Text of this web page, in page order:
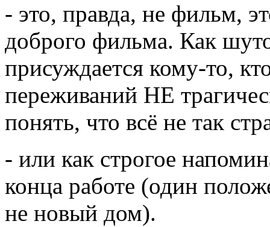
- это, правда, не фильм,
доброго фильма. Как
присуждается кому-то,
переживаний НЕ
понять, что всё не так
- или как строгое
конца работе (один
не новый дом).